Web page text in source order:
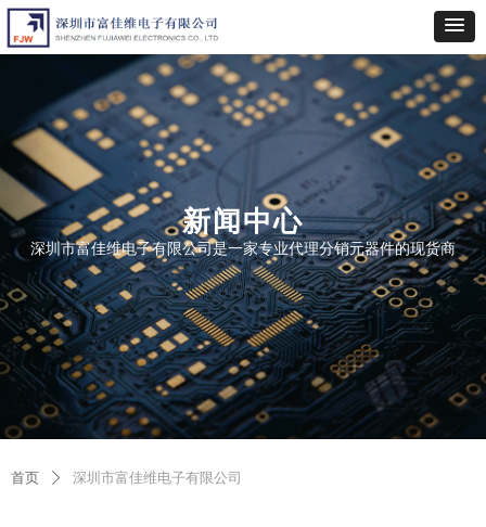
新闻中心
深圳市富佳维电子有限公司是一家专业代理分销元器件的现货商
首页 ꄲ 深圳市富佳维电子有限公司